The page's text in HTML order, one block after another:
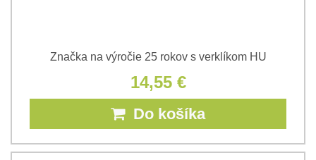
Značka na výročie 25 rokov s verklíkom HU
14,55 €
Do košíka